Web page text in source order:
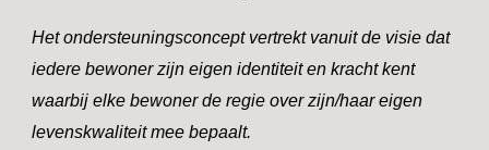
Het ondersteuningsconcept vertrekt vanuit de visie dat
iedere bewoner zijn eigen identiteit en kracht kent
waarbij elke bewoner de regie over zijn/haar eigen
levenskwaliteit mee bepaalt.